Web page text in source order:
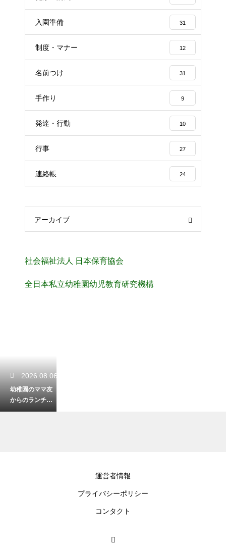
入園準備 31
制度・マナー 12
名前つけ 31
手作り 9
発達・行動 10
行事 27
連絡帳 24
アーカイブ
社会福祉法人 日本保育協会
全日本私立幼稚園幼児教育研究機構
2026.08.06
幼稚園のママ友
からのランチの
上手な断り方！
運営者情報
プライバシーポリシー
コンタクト